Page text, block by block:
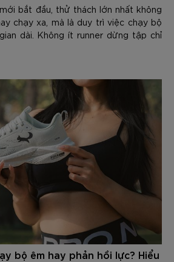
bắt đầu, thử thách lớn nhất không
chạy xa, mà là duy trì việc chạy bộ
dài. Không ít runner dừng tập chỉ
lực, không biết cách xây dựng
team đồng hành.
bộ êm hay phản hồi lực? Hiểu